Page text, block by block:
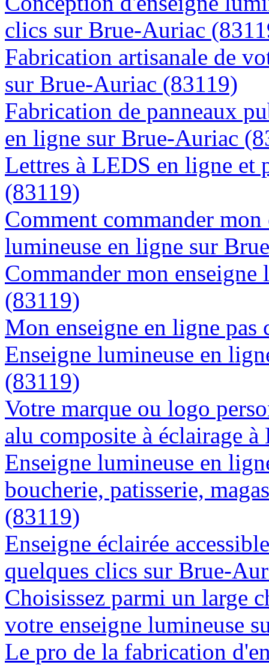
clics sur Brue-Auriac
Fabrication artisanale de
sur Brue-Auriac (83119)
Fabrication de panneaux
en ligne sur Brue-Auriac
Lettres à LEDS en ligne et
(83119)
Comment commander
lumineuse en ligne sur
Commander mon
(83119)
Mon enseigne en ligne
Enseigne lumineuse en
(83119)
Votre marque ou logo
alu composite à éclairage
Enseigne lumineuse en
boucherie, patisserie,
(83119)
Enseigne éclairée
quelques clics sur Brue-
Choisissez parmi un large
votre enseigne lumineuse
Le pro de la fabrication